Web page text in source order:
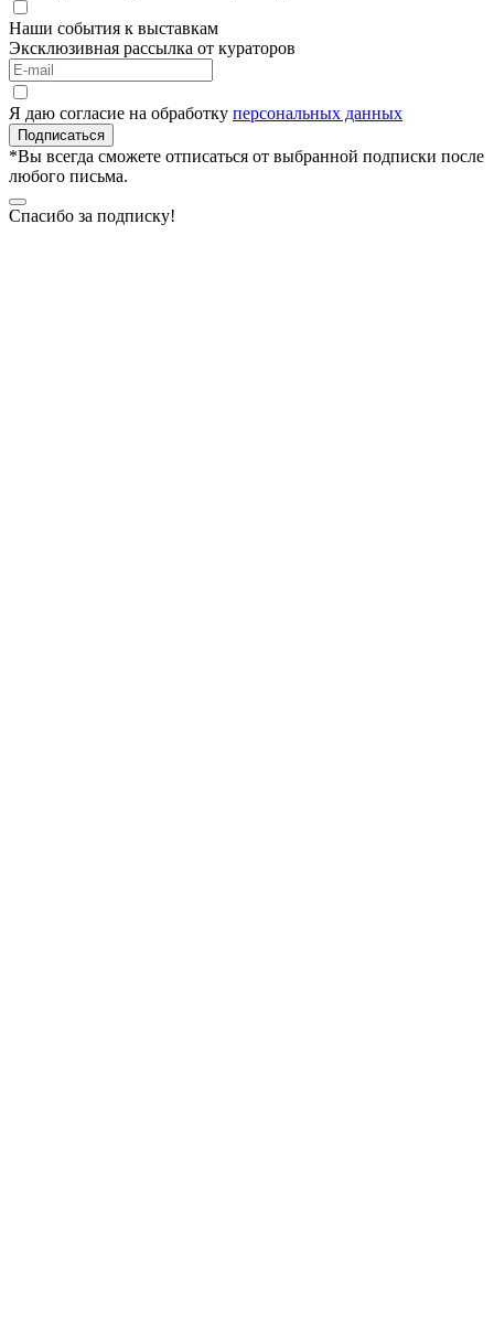
Наши события к выставкам
Эксклюзивная рассылка от кураторов
Я даю согласие на обработку персональных данных
Подписаться
*Вы всегда сможете отписаться от выбранной подписки после
любого письма.
Спасибо за подписку!